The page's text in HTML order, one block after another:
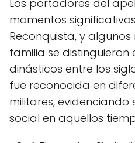
Los portadores del
momentos
Reconquista, y
familia se distinguieron
dinásticos entre los
fue reconocida en
militares, evidenciando
social en aquellos